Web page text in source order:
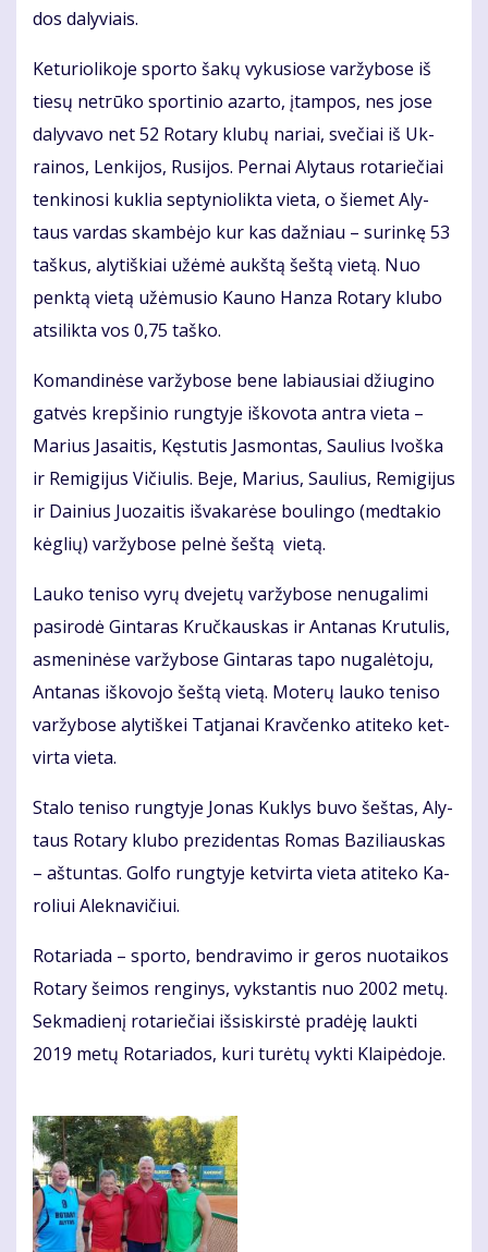
dos da­ly­viais.
Ke­tu­rio­li­ko­je spor­to ša­kų vy­ku­sio­se var­žy­bo­se iš
tie­sų ne­trū­ko spor­ti­nio azar­to, įtam­pos, nes jo­se
da­ly­va­vo net 52 Ro­ta­ry klu­bų na­riai, sve­čiai iš Uk­
rai­nos, Len­ki­jos, Ru­si­jos. Per­nai Aly­taus ro­ta­rie­čiai
ten­ki­no­si kuk­lia sep­ty­nio­lik­ta vie­ta, o šie­met Aly­
taus var­das skam­bė­jo kur kas daž­niau – su­rin­kę 53
taš­kus, aly­tiš­kiai už­ėmė aukš­tą šeš­tą vie­tą. Nuo
penk­tą vie­tą už­ėmu­sio Kau­no Han­za Ro­ta­ry klu­bo
at­si­lik­ta vos 0,75 taš­ko.
Ko­man­di­nė­se var­žy­bo­se be­ne la­biau­siai džiu­gi­no
gat­vės krep­ši­nio rung­ty­je iš­ko­vo­ta an­tra vie­ta –
Ma­rius Ja­sai­tis, Kęs­tu­tis Jas­mon­tas, Sau­lius Ivoš­ka
ir Re­mi­gi­jus Vi­čiu­lis. Be­je, Ma­rius, Sau­lius, Re­mi­gi­jus
ir Dai­nius Juo­zai­tis iš­va­ka­rė­se bou­lin­go (med­ta­kio
kėg­lių) var­žy­bo­se pel­nė šeš­tą vie­tą.
Lau­ko te­ni­so vy­rų dve­je­tų var­žy­bo­se ne­nu­ga­li­mi
pa­si­ro­dė Gin­ta­ras Kruč­kaus­kas ir An­ta­nas Kru­tu­lis,
as­me­ni­nė­se var­žy­bo­se Gin­ta­ras ta­po nu­ga­lė­to­ju,
An­ta­nas iš­ko­vo­jo šeš­tą vie­tą. Mo­te­rų lau­ko te­ni­so
var­žy­bo­se aly­tiš­kei Tat­ja­nai Krav­čen­ko ati­te­ko ket­
vir­ta vie­ta.
Sta­lo te­ni­so rung­ty­je Jo­nas Kuk­lys bu­vo šeš­tas, Aly­
taus Ro­ta­ry klu­bo pre­zi­den­tas Ro­mas Ba­zi­liaus­kas
– aš­tun­tas. Gol­fo rung­ty­je ket­vir­ta vie­ta ati­te­ko Ka­
ro­liui Alek­na­vi­čiui.
Ro­ta­ria­da – spor­to, ben­dra­vi­mo ir ge­ros nuo­tai­kos
Ro­ta­ry šei­mos ren­gi­nys, vyks­tan­tis nuo 2002 me­tų.
Sek­ma­die­nį ro­ta­rie­čiai iš­si­skirs­tė pra­dė­ję lauk­ti
2019 me­tų Ro­ta­ria­dos, ku­ri tu­rė­tų vyk­ti Klai­pė­do­je.